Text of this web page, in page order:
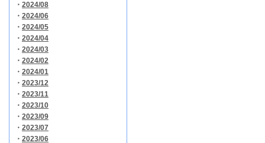
・ 2024/08
・ 2024/06
・ 2024/05
・ 2024/04
・ 2024/03
・ 2024/02
・ 2024/01
・ 2023/12
・ 2023/11
・ 2023/10
・ 2023/09
・ 2023/07
・ 2023/06